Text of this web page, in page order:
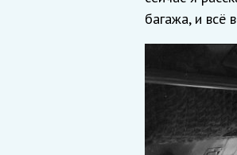
багажа, и всё